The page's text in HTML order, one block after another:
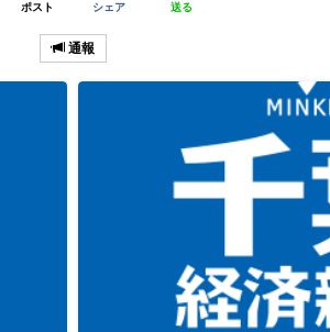
ポスト シェア 送る
通報